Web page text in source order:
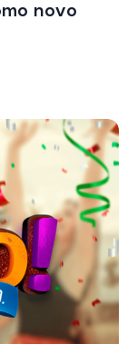
novo